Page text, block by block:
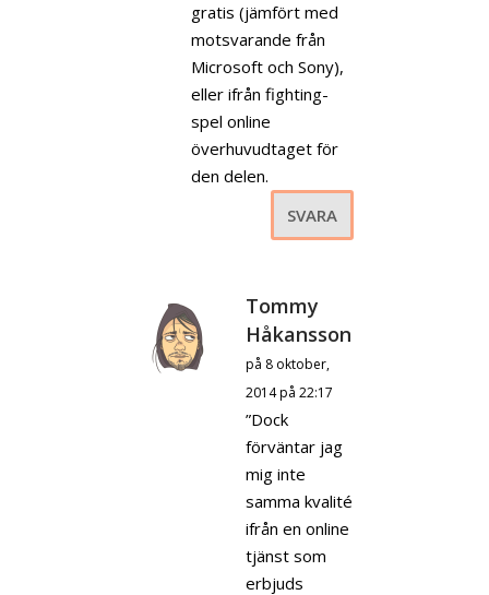
gratis (jämfört med
motsvarande från
Microsoft och Sony),
eller ifrån fighting-
spel online
överhuvudtaget för
den delen.
SVARA
Tommy
Håkansson
på 8 oktober,
2014 på 22:17
”Dock
förväntar jag
mig inte
samma kvalité
ifrån en online
tjänst som
erbjuds